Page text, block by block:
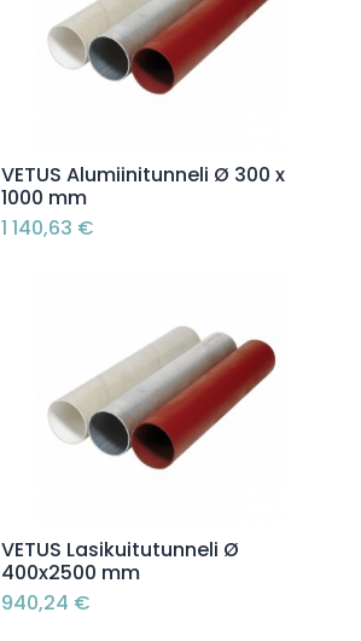
Lisää ostoskoriin
VETUS Alumiinitunneli Ø 300 x
1000 mm
1 140,63 €
Lisää ostoskoriin
VETUS Lasikuitutunneli Ø
400x2500 mm
940,24 €